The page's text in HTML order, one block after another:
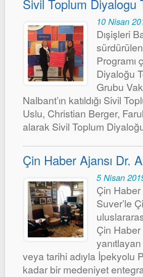
Sivil Toplum Diyalogu
10 Nisan
Dışişleri
Programı
Diyaloğu
Grubu
Nalbant’ın katıldığı Sivil
Uslu, Christian Berger,
alarak Sivil Toplum
Çin Haber Ajansı Dr.
5 Nisan
Çin
Suver’le
Çin Haber
veya tarihi adıyla İpekyolu
kadar bir medeniyet